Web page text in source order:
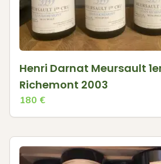
Henri Darnat Meursault
Richemont 2003
180 €